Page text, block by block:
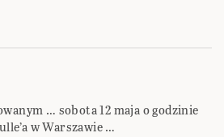
… sobota 12 maja o godzinie
w Warszawie …